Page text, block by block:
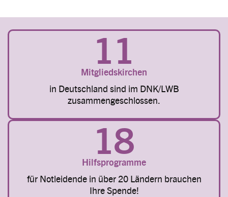
11
Mitgliedskirchen
in Deutschland sind im DNK/LWB
zusammengeschlossen.
18
Hilfsprogramme
für Notleidende in über 20 Ländern brauchen
Ihre Spende!